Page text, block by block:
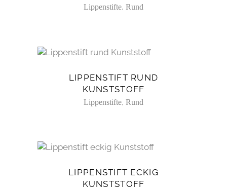
Lippenstifte, Rund
LIPPENSTIFT RUND
KUNSTSTOFF
Lippenstifte, Rund
LIPPENSTIFT ECKIG
KUNSTSTOFF